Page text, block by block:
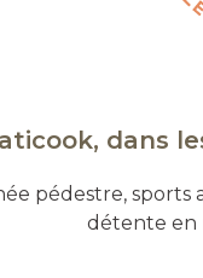
dans
pédestre, sports
détente en